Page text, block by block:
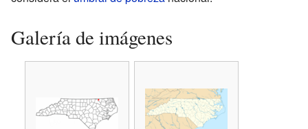
Galería de imágenes